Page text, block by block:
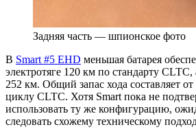
Задняя часть — шпионское фото
В Smart #5 EHD меньшая батарея
электротяге 120 км по стандарту
252 км. Общий запас хода составляет
циклу CLTC. Хотя Smart пока не
использовать ту же конфигурацию,
следовать схожему техническому